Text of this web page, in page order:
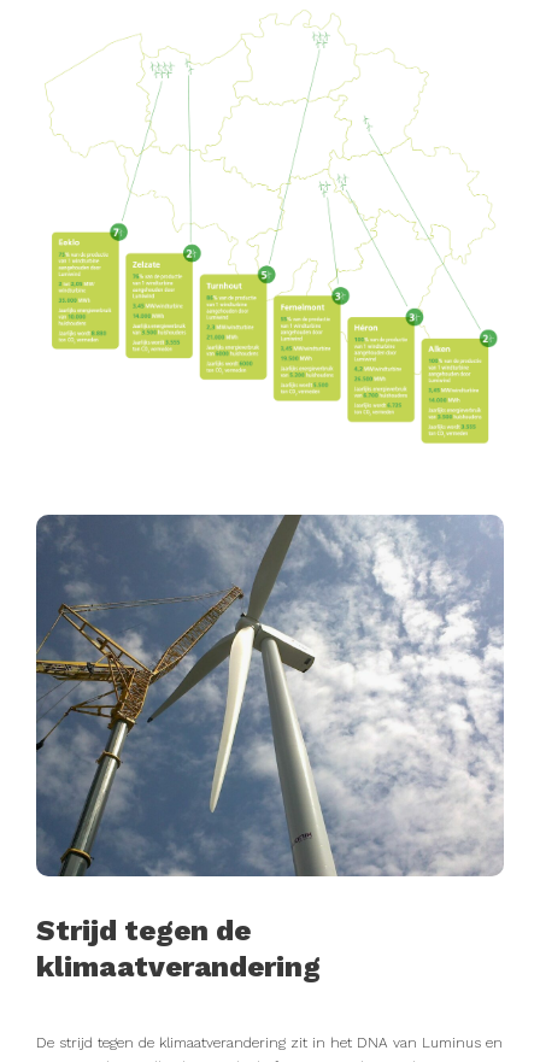
Strijd tegen de
klimaatverandering
De strijd tegen de klimaatverandering zit in het DNA van Luminus en